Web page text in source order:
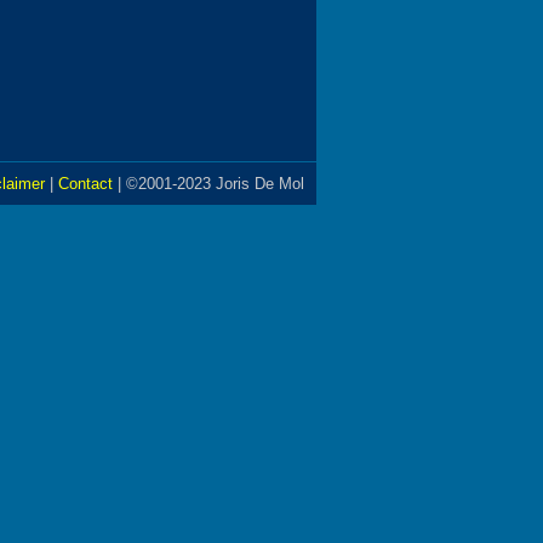
| Contact | ©2001-2023 Joris De Mol